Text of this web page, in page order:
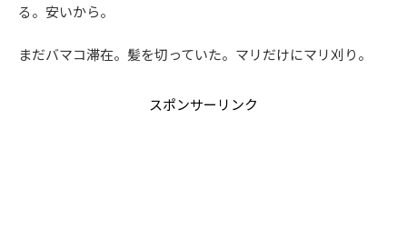
る。安いから。
まだバマコ滞在。髪を切っていた。マリだけにマリ刈り。
スポンサーリンク